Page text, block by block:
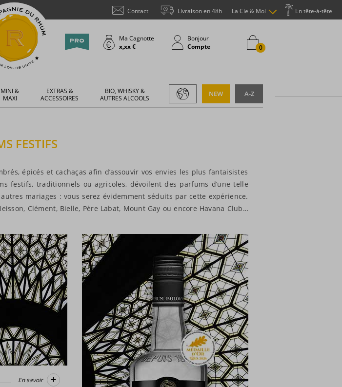
En tête-à-tête
La Cie & Moi
Livraison en 48h
Contact
Ma Cagnotte
x,xx €
Bonjour
Compte
0
MINI &
MAXI
EXTRAS &
ACCESSOIRES
BIO, WHISKY &
AUTRES ALCOOLS
A-Z
NEW
FESTIFS
épicés et cachaças afin d’assouvir vos envies les plus fantaisistes
festifs, traditionnels ou agricoles, dévoilent des parfums d’une telle
mariages : vous serez évidemment séduits par cette expérience.
Clément, Bielle, Père Labat, Mount Gay ou encore Havana Club…
En savoir +